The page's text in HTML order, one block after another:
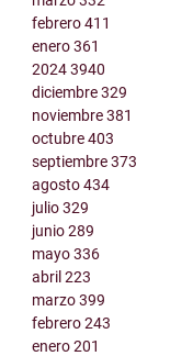
febrero411
enero361
20243940
diciembre329
noviembre381
octubre403
septiembre373
agosto434
julio329
junio289
mayo336
abril223
marzo399
febrero243
enero201